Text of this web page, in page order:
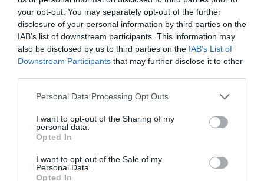
your opt-out. You may separately opt-out of the further
disclosure of your personal information by third parties on the
IAB’s list of downstream participants. This information may
also be disclosed by us to third parties on the IAB’s List of
Downstream Participants that may further disclose it to other
Please note that this website/app uses one or more Google
not limited to your visit or usage behaviour. You may click to
grant or deny consent to Google and its third-party tags to
use your data for below specified purposes in below Google
consent section.
Personal Data Processing Opt Outs
I want to opt-out of the Sharing of my
personal data.
Opted In
I want to opt-out of the Sale of my
Personal Data.
Opted In
Κόκκινος συναγερμός για φωτιά
σήμερα στην Εύβοια – Προσοχή
10.08.2026 | 12:20
θανάτωση του κοπαδιού του
στην Εύβοια – Τι έργα γίνονται –
Δείτε εικόνες
κοπαδιού του
Δευτέρα 10 Αυγούστου